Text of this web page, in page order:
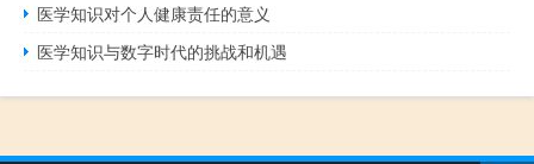
医学知识对个人健康责任的意义
医学知识与数字时代的挑战和机遇